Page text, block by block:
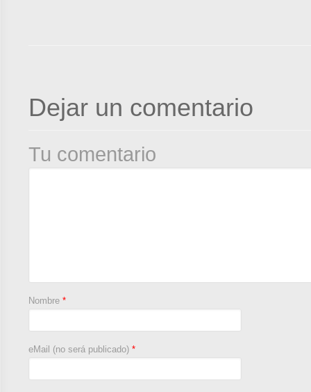
Dejar un comentario
Tu comentario
Nombre *
eMail (no será publicado) *